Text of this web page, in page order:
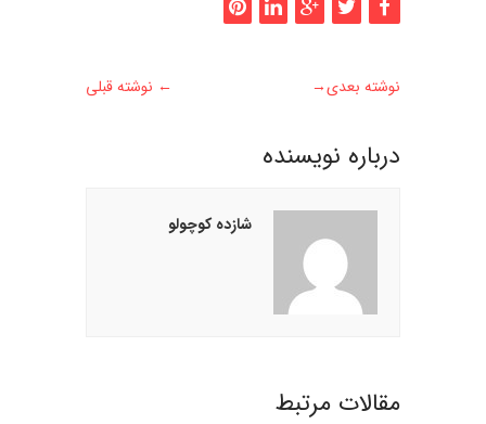
← نوشته قبلی نوشته بعدی→
درباره نويسنده
شازده کوچولو
مقالات مرتبط